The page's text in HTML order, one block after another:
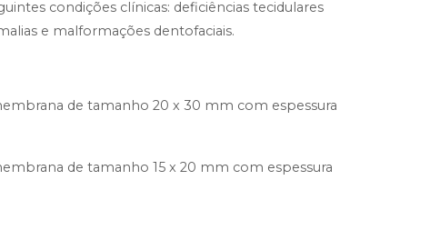
condições clínicas: deficiências tecidulares
e malformações dentofaciais.
de tamanho 20 x 30 mm com espessura
de tamanho 15 x 20 mm com espessura